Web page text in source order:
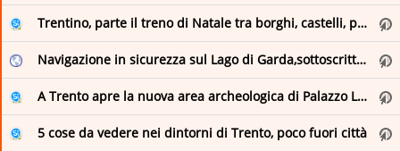
Feed RSS – Comune di Palermo
Lombardia Notizie Online
Museo Nazionale Romano
Parks.it: News e comunicati dai Parchi
Trentino, parte il treno di Natale tra borghi, castelli, presepi e mercatini
Navigazione in sicurezza sul Lago di Garda,sottoscritto Protocollo d’intesa
A Trento apre la nuova area archeologica di Palazzo Lodron
5 cose da vedere nei dintorni di Trento, poco fuori città